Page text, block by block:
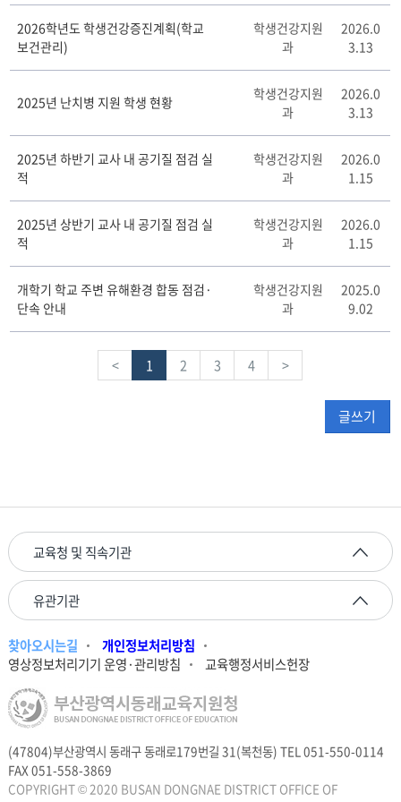
2026학년도 학생건강증진계획(학교
보건관리)
학생건강지원
과
2026.0
3.13
2025년 난치병 지원 학생 현황
학생건강지원
과
2026.0
3.13
2025년 하반기 교사 내 공기질 점검 실
적
학생건강지원
과
2026.0
1.15
2025년 상반기 교사 내 공기질 점검 실
적
학생건강지원
과
2026.0
1.15
개학기 학교 주변 유해환경 합동 점검·
단속 안내
학생건강지원
과
2025.0
9.02
< 1 2 3 4 >
글쓰기
교육청 및 직속기관
유관기관
찾아오시는길
개인정보처리방침
영상정보처리기기 운영·관리방침
교육행정서비스헌장
(47804)부산광역시 동래구 동래로179번길 31(복천동) TEL 051-550-0114
FAX 051-558-3869
COPYRIGHT © 2020 BUSAN DONGNAE DISTRICT OFFICE OF